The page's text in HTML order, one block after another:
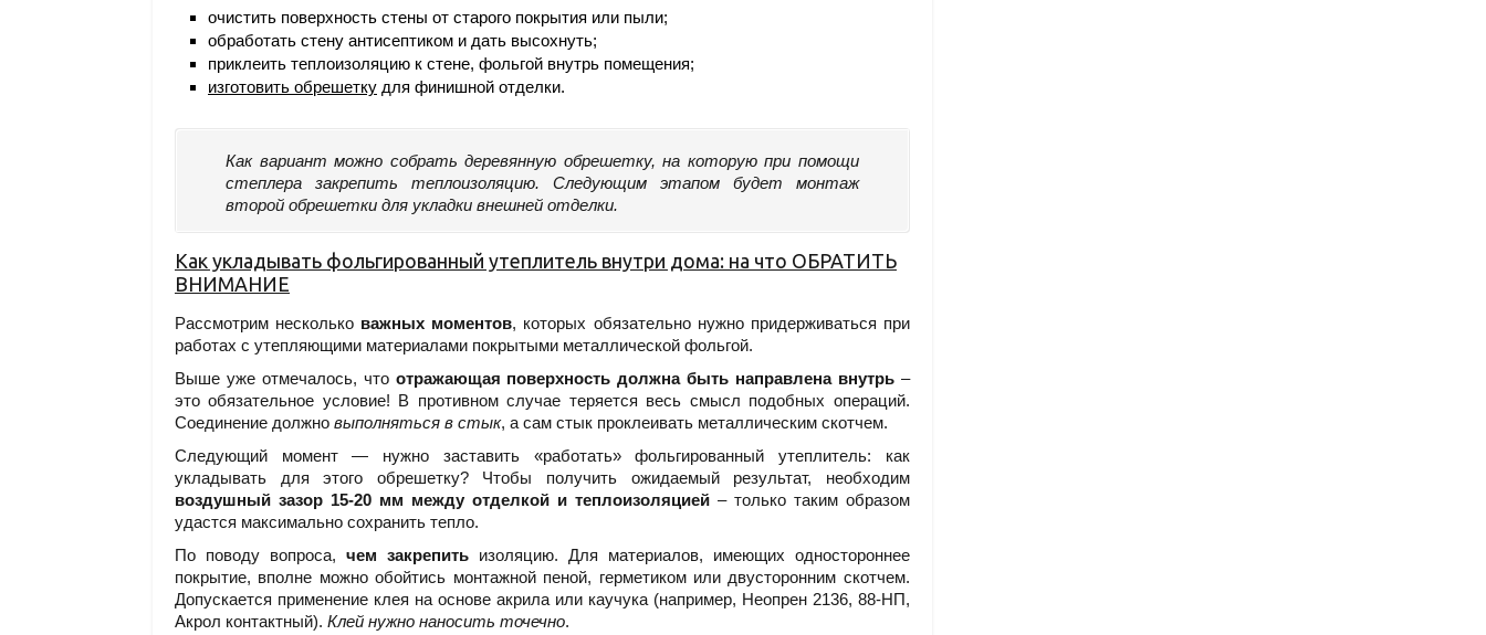
очистить поверхность стены от старого покрытия или пыли;
обработать стену антисептиком и дать высохнуть;
приклеить теплоизоляцию к стене, фольгой внутрь помещения;
изготовить обрешетку для финишной отделки.
Как вариант можно собрать деревянную обрешетку, на которую при помощи
степлера закрепить теплоизоляцию. Следующим этапом будет монтаж
второй обрешетки для укладки внешней отделки.
Как укладывать фольгированный утеплитель внутри дома: на что ОБРАТИТЬ
ВНИМАНИЕ
Рассмотрим несколько важных моментов, которых обязательно нужно придерживаться при
работах с утепляющими материалами покрытыми металлической фольгой.
Выше уже отмечалось, что отражающая поверхность должна быть направлена внутрь –
это обязательное условие! В противном случае теряется весь смысл подобных операций.
Соединение должно выполняться в стык, а сам стык проклеивать металлическим скотчем.
Следующий момент — нужно заставить «работать» фольгированный утеплитель: как
укладывать для этого обрешетку? Чтобы получить ожидаемый результат, необходим
воздушный зазор 15-20 мм между отделкой и теплоизоляцией– только таким образом
удастся максимально сохранить тепло.
По поводу вопроса, чем закрепитьизоляцию. Для материалов, имеющих одностороннее
покрытие, вполне можно обойтись монтажной пеной, герметиком или двусторонним скотчем.
Допускается применение клея на основе акрила или каучука (например, Неопрен 2136, 88-НП,
Акрол контактный). Клей нужно наносить точечно.